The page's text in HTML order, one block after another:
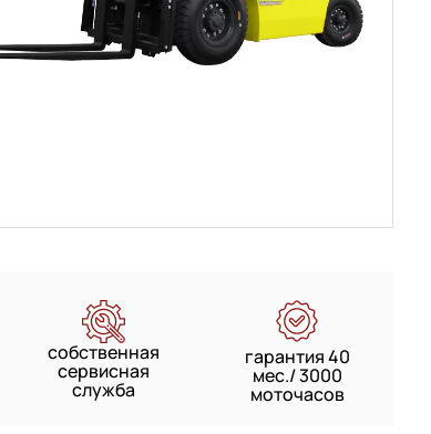
собственная
сервисная
служба
гарантия 40
мес./ 3000
моточасов